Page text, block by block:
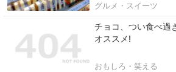
グルメ・スイーツ
チョコ、つい食べ過
オススメ!
おもしろ・笑える